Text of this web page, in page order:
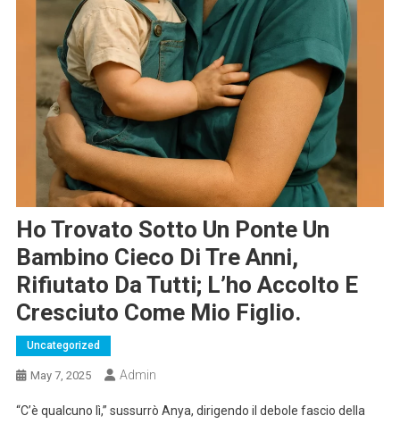
Ho Trovato Sotto Un Ponte Un
Bambino Cieco Di Tre Anni,
Rifiutato Da Tutti; L’ho Accolto E
Cresciuto Come Mio Figlio.
Uncategorized
May 7, 2025 Admin
“C’è qualcuno lì,” sussurrò Anya, dirigendo il debole fascio della